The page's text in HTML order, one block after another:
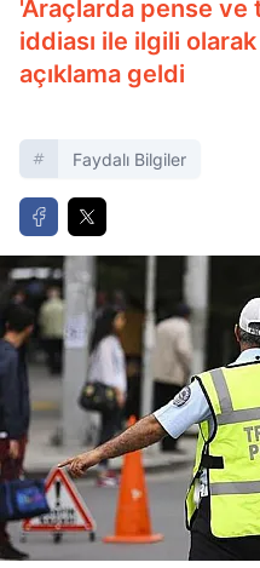
'Araçlarda pense
iddiası ile ilgili
açıklama geldi
Faydalı Bilgiler